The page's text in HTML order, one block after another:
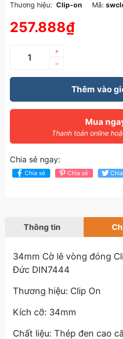
Thương hiệu: Clip-on Mã:
257.888₫
–
+
Thêm vào
Mua
Thanh toán online
Chia sẻ ngay:
Chia sẻ Chia sẻ
Thông tin
34mm Cờ lê vòng đóng
Đức DIN7444
Thương hiệu: Clip On
Kích cỡ: 34mm
Chất liệu: Thép đen cao